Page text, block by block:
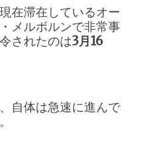
在滞在しているオー
メルボルンで非常事
されたのは3月16
自体は急速に進んで